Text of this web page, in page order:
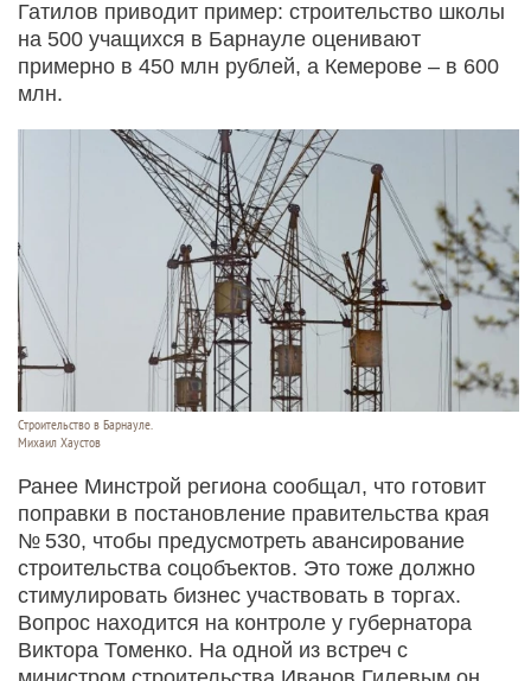
Гатилов приводит пример: строительство школы
на 500 учащихся в Барнауле оценивают
примерно в 450 млн рублей, а Кемерове – в 600
млн.
Строительство в Барнауле.
Михаил Хаустов
Ранее Минстрой региона сообщал, что готовит
поправки в постановление правительства края
№ 530, чтобы предусмотреть авансирование
строительства соцобъектов. Это тоже должно
стимулировать бизнес участвовать в торгах.
Вопрос находится на контроле у губернатора
Виктора Томенко. На одной из встреч с